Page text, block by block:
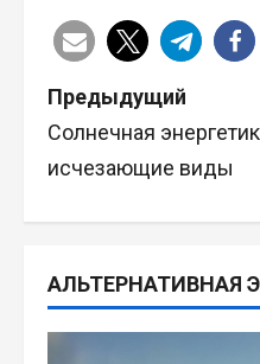
Н
а
г
Предыдущий
Солнечная
исчезающие виды
АЛЬТЕРНАТИВНАЯ